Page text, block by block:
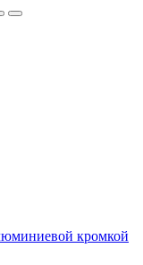
кромкой